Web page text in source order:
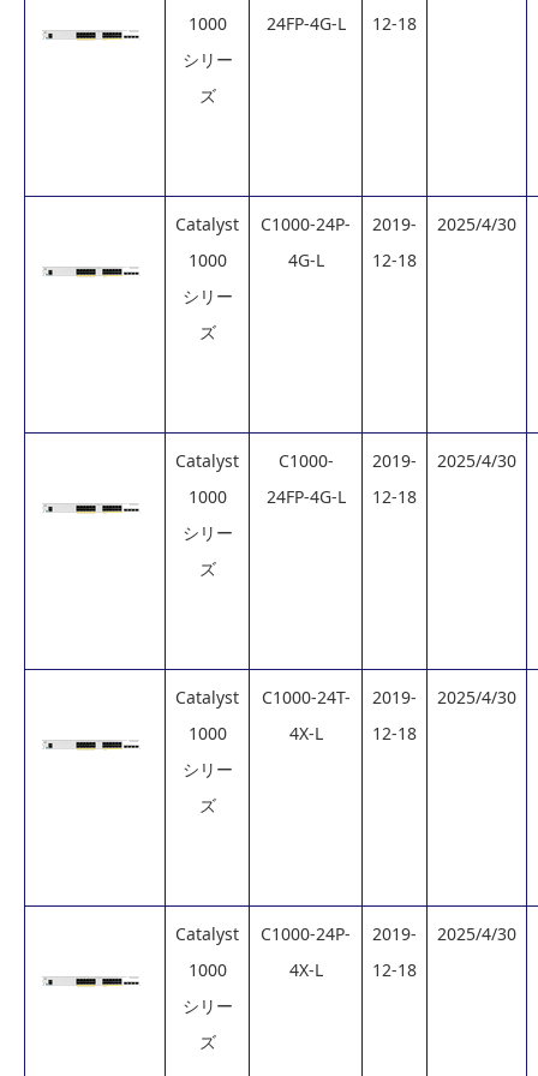
1000
シリー
ズ
24FP-4G-L
12-18
Catalyst
1000
シリー
ズ
C1000-24P-
4G-L
2019-
12-18
2025/4/30
Catalyst
1000
シリー
ズ
C1000-
24FP-4G-L
2019-
12-18
2025/4/30
Catalyst
1000
シリー
ズ
C1000-24T-
4X-L
2019-
12-18
2025/4/30
Catalyst
1000
シリー
ズ
C1000-24P-
4X-L
2019-
12-18
2025/4/30